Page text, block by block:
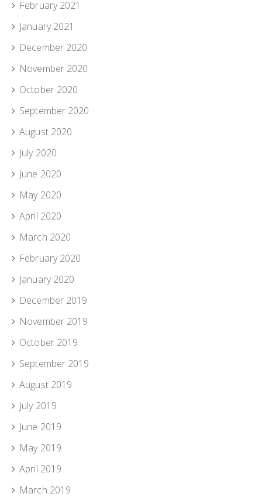
February 2021
January 2021
December 2020
November 2020
October 2020
September 2020
August 2020
July 2020
June 2020
May 2020
April 2020
March 2020
February 2020
January 2020
December 2019
November 2019
October 2019
September 2019
August 2019
July 2019
June 2019
May 2019
April 2019
March 2019